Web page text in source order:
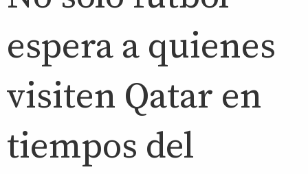
espera a quienes
visiten Qatar en
tiempos del